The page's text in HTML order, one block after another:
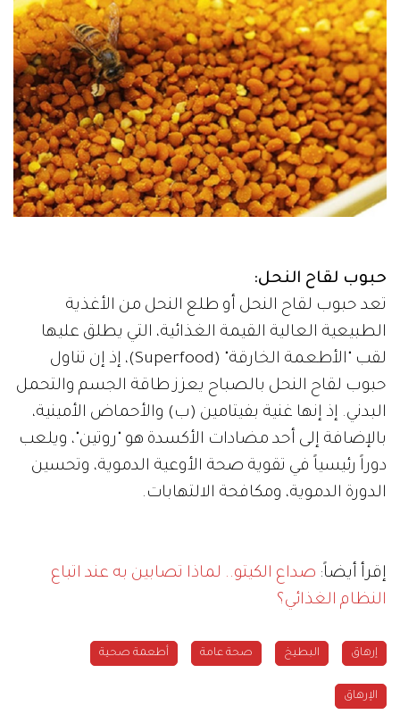
حبوب لقاح النحل:
تعد حبوب لقاح النحل أو طلع النحل من الأغذية
الطبيعية العالية القيمة الغذائية، التي يطلق عليها
لقب "الأطعمة الخارقة" (Superfood)، إذ إن تناول
حبوب لقاح النحل بالصباح يعزز طاقة الجسم والتحمل
البدني. إذ إنها غنية بفيتامين (ب) والأحماض الأمينية،
بالإضافة إلى أحد مضادات الأكسدة هو "روتين"، ويلعب
دوراً رئيسياً في تقوية صحة الأوعية الدموية، وتحسين
الدورة الدموية، ومكافحة الالتهابات.
إقرأ أيضاً: صداع الكيتو.. لماذا تصابين به عند اتباع
النظام الغذائي؟
إرهاق البطيخ صحة عامة أطعمة صحية
الإرهاق